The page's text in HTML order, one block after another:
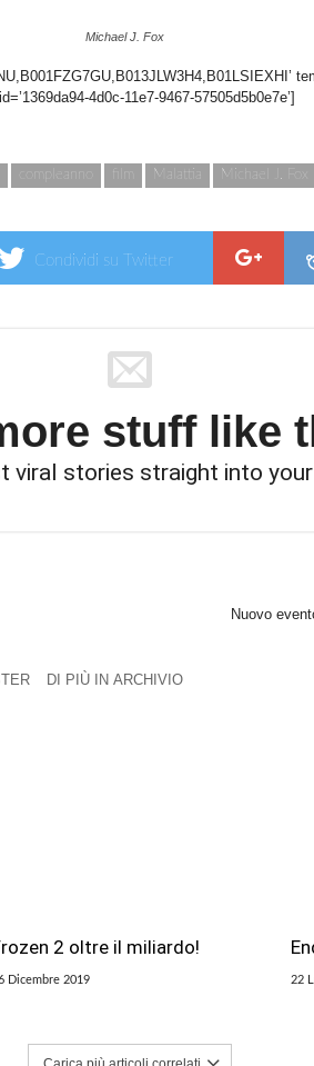
Michael J. Fox
4d0c-11e7-9467-57505d5b0e7e’]
compleanno Malattia Michael J. Fox
Condividi su Twitter
stuff like
viral stories straight into
Nuovo
DI PIÙ IN ARCHIVIO
2 oltre il miliardo!
Dicembre 2019 22